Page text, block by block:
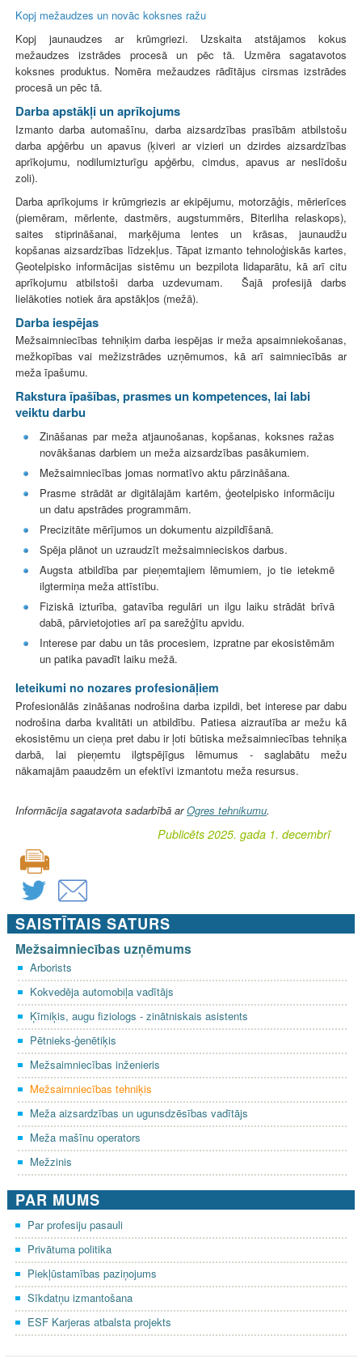
Kopj mežaudzes un novāc koksnes ražu
Kopj jaunaudzes ar krūmgriezi. Uzskaita atstājamos kokus
mežaudzes izstrādes procesā un pēc tā. Uzmēra sagatavotos
koksnes produktus. Nomēra mežaudzes rādītājus cirsmas izstrādes
procesā un pēc tā.
Darba apstākļi un aprīkojums
Izmanto darba automašīnu, darba aizsardzības prasībām atbilstošu
darba apģērbu un apavus (ķiveri ar vizieri un dzirdes aizsardzības
aprīkojumu, nodilumizturīgu apģērbu, cimdus, apavus ar neslīdošu
zoli).
Darba aprīkojums ir krūmgriezis ar ekipējumu, motorzāģis, mērierīces
(piemēram, mērlente, dastmērs, augstummērs, Biterliha relaskops),
saites stiprināšanai, marķējuma lentes un krāsas, jaunaudžu
kopšanas aizsardzības līdzekļus. Tāpat izmanto tehnoloģiskās kartes,
Ģeotelpisko informācijas sistēmu un bezpilota lidaparātu, kā arī citu
aprīkojumu atbilstoši darba uzdevumam. Šajā profesijā darbs
lielākoties notiek āra apstākļos (mežā).
Darba iespējas
Mežsaimniecības tehniķim darba iespējas ir meža apsaimniekošanas,
mežkopības vai mežizstrādes uzņēmumos, kā arī saimniecībās ar
meža īpašumu.
Rakstura īpašības, prasmes un kompetences, lai labi
veiktu darbu
Zināšanas par meža atjaunošanas, kopšanas, koksnes ražas
novākšanas darbiem un meža aizsardzības pasākumiem.
Mežsaimniecības jomas normatīvo aktu pārzināšana.
Prasme strādāt ar digitālajām kartēm, ģeotelpisko informāciju
un datu apstrādes programmām.
Precizitāte mērījumos un dokumentu aizpildīšanā.
Spēja plānot un uzraudzīt mežsaimnieciskos darbus.
Augsta atbildība par pieņemtajiem lēmumiem, jo tie ietekmē
ilgtermiņa meža attīstību.
Fiziskā izturība, gatavība regulāri un ilgu laiku strādāt brīvā
dabā, pārvietojoties arī pa sarežģītu apvidu.
Interese par dabu un tās procesiem, izpratne par ekosistēmām
un patika pavadīt laiku mežā.
Ieteikumi no nozares profesionāļiem
Profesionālās zināšanas nodrošina darba izpildi, bet interese par dabu
nodrošina darba kvalitāti un atbildību. Patiesa aizrautība ar mežu kā
ekosistēmu un cieņa pret dabu ir ļoti būtiska mežsaimniecības tehniķa
darbā, lai pieņemtu ilgtspējīgus lēmumus - saglabātu mežu
nākamajām paaudzēm un efektīvi izmantotu meža resursus.
Informācija sagatavota sadarbībā arOgres tehnikumu.
Publicēts 2025. gada 1. decembrī
SAISTĪTAIS SATURS
Mežsaimniecības uzņēmums
Arborists
Kokvedēja automobiļa vadītājs
Ķīmiķis, augu fiziologs - zinātniskais asistents
Pētnieks-ģenētiķis
Mežsaimniecības inženieris
Mežsaimniecības tehniķis
Meža aizsardzības un ugunsdzēsības vadītājs
Meža mašīnu operators
Mežzinis
PAR MUMS
Par profesiju pasauli
Privātuma politika
Piekļūstamības paziņojums
Sīkdatņu izmantošana
ESF Karjeras atbalsta projekts